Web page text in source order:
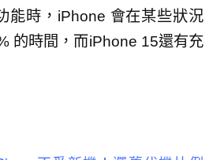
能時，iPhone 會在某些狀況
的時間，而iPhone 15還有充